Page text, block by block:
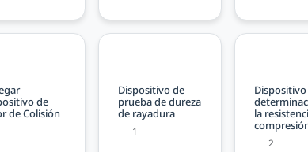
de
de Colisión
Dispositivo de
prueba de dureza
de rayadura
1
la
2